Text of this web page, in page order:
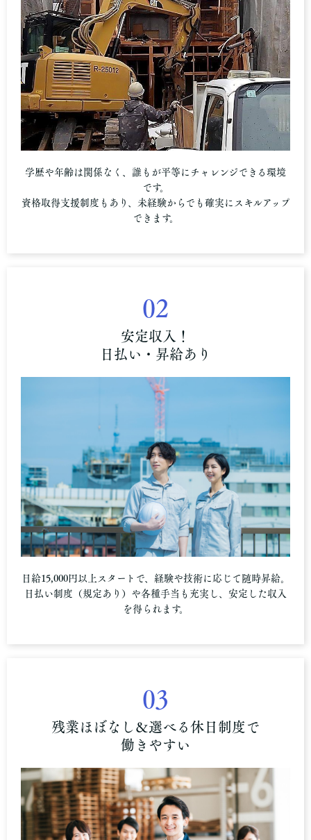
学歴や年齢は関係なく、誰もが平等にチャレンジできる環境
です。
資格取得支援制度もあり、未経験からでも確実にスキルアップ
できます。
02
安定収入！
日払い・昇給あり
日給15,000円以上スタートで、経験や技術に応じて随時昇給。
日払い制度（規定あり）や各種手当も充実し、安定した収入
を得られます。
03
残業ほぼなし＆選べる休日制度で
働きやすい